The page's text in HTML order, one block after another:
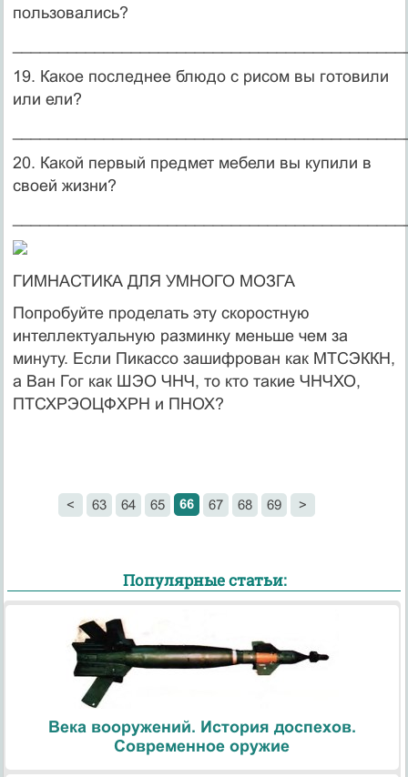
пользовались?
19. Какое последнее блюдо с рисом вы готовили
или ели?
20. Какой первый предмет мебели вы купили в
своей жизни?
ГИМНАСТИКА ДЛЯ УМНОГО МОЗГА
Попробуйте проделать эту скоростную
интеллектуальную разминку меньше чем за
минуту. Если Пикассо зашифрован как МТСЭККН,
а Ван Гог как ШЭО ЧНЧ, то кто такие ЧНЧХО,
ПТСХРЭОЦФХРН и ПНОХ?
< 63 64 65 66 67 68 69 >
Популярные статьи:
Века вооружений. История доспехов.
Современное оружие